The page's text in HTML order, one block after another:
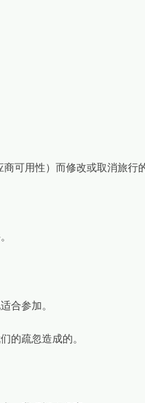
可用性）而修改或取消旅行
合参加。
的疏忽造成的。